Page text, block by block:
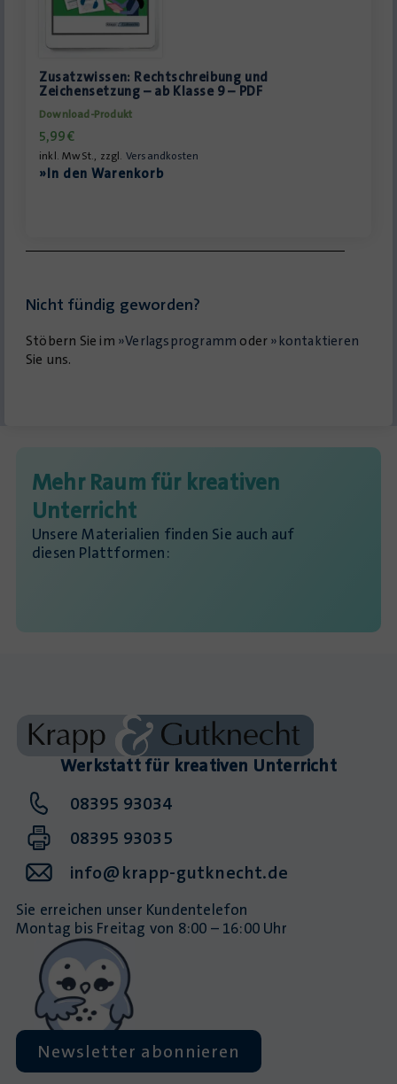
Zusatzwissen: Rechtschreibung und
Zeichensetzung – ab Klasse 9 – PDF
Download-Produkt
5,99€
inkl. MwSt., zzgl. Versandkosten
»In den Warenkorb
Nicht fündig geworden?
Stöbern Sie im »Verlagsprogramm oder »kontaktieren
Sie uns.
Mehr Raum für kreativen
Unterricht
Unsere Materialien finden Sie auch auf
diesen Plattformen:
Werkstatt für kreativen Unterricht
08395 93034
08395 93035
info@krapp-gutknecht.de
Sie erreichen unser Kundentelefon
Montag bis Freitag von 8:00 – 16:00 Uhr
Newsletter abonnieren